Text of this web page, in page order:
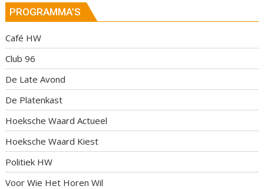
PROGRAMMA’S
Café HW
Club 96
De Late Avond
De Platenkast
Hoeksche Waard Actueel
Hoeksche Waard Kiest
Politiek HW
Voor Wie Het Horen Wil